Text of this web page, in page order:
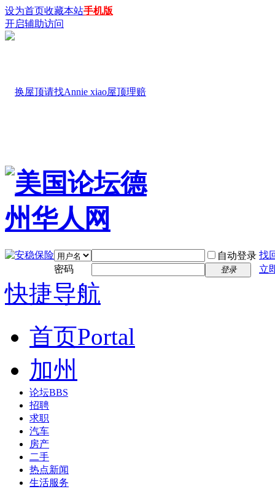
设为首页收藏本站手机版
开启辅助访问
自动登录 找
密码
登录 立
快捷导航
首页Portal
加州
论坛BBS
招聘
求职
汽车
房产
二手
热点新闻
生活服务